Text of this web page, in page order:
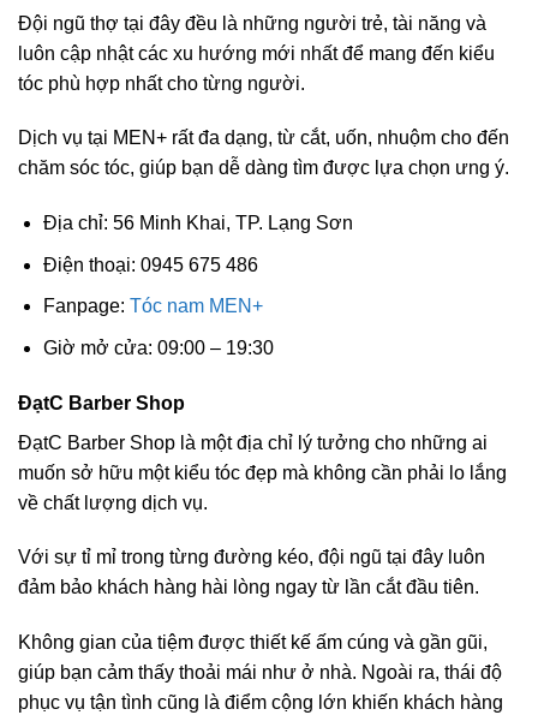
Đội ngũ thợ tại đây đều là những người trẻ, tài năng và
luôn cập nhật các xu hướng mới nhất để mang đến kiểu
tóc phù hợp nhất cho từng người.
Dịch vụ tại MEN+ rất đa dạng, từ cắt, uốn, nhuộm cho đến
chăm sóc tóc, giúp bạn dễ dàng tìm được lựa chọn ưng ý.
Địa chỉ: 56 Minh Khai, TP. Lạng Sơn
Điện thoại: 0945 675 486
Fanpage: Tóc nam MEN+
Giờ mở cửa: 09:00 – 19:30
ĐạtC Barber Shop
ĐạtC Barber Shop là một địa chỉ lý tưởng cho những ai
muốn sở hữu một kiểu tóc đẹp mà không cần phải lo lắng
về chất lượng dịch vụ.
Với sự tỉ mỉ trong từng đường kéo, đội ngũ tại đây luôn
đảm bảo khách hàng hài lòng ngay từ lần cắt đầu tiên.
Không gian của tiệm được thiết kế ấm cúng và gần gũi,
giúp bạn cảm thấy thoải mái như ở nhà. Ngoài ra, thái độ
phục vụ tận tình cũng là điểm cộng lớn khiến khách hàng